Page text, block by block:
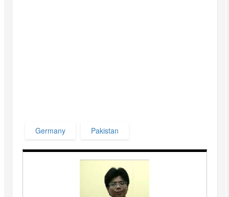
Germany Pakistan